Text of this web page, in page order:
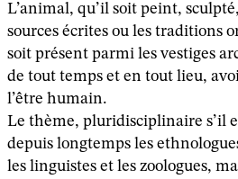
L’animal, qu’il soit peint,
sources écrites ou les traditions
soit présent parmi les vestiges
de tout temps et en tout lieu,
l’être humain.
Le thème, pluridisciplinaire s’il
depuis longtemps les
les linguistes et les zoologues,